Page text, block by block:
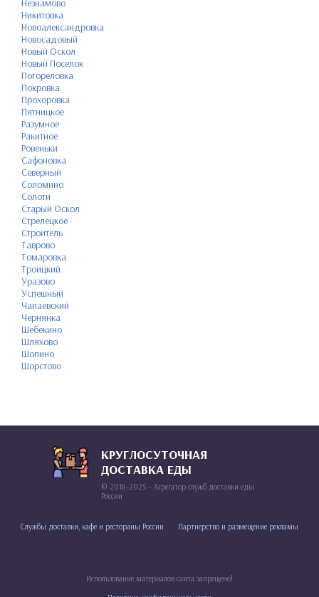
Незнамово
Никитовка
Новоалександровка
Новосадовый
Новый Оскол
Новый Поселок
Погореловка
Покровка
Прохоровка
Пятницкое
Разумное
Ракитное
Ровеньки
Сафоновка
Северный
Соломино
Солоти
Старый Оскол
Стрелецкое
Строитель
Таврово
Томаровка
Троицкий
Уразово
Успешный
Чапаевский
Чернянка
Шебекино
Шляхово
Шопино
Шорстово
КРУГЛОСУТОЧНАЯ
ДОСТАВКА ЕДЫ
© 2018–2025 – Агрегатор служб доставки еды
России
Службы доставки, кафе и рестораны России Партнерство и размещение рекламы
Использование материалов сайта запрещено!